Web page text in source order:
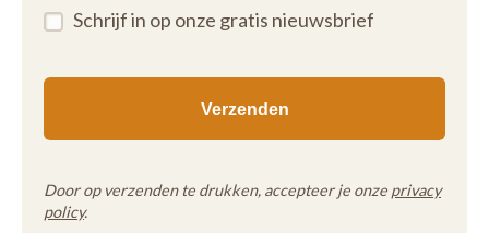
Schrijf in op onze gratis nieuwsbrief
Door op verzenden te drukken, accepteer je onze privacy
policy.